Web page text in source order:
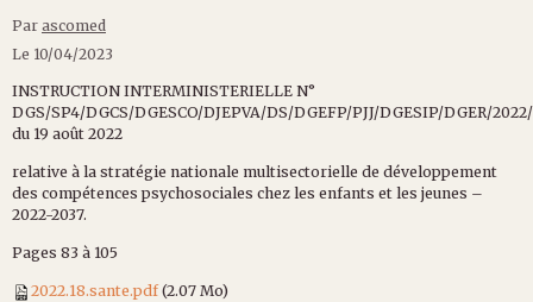
Par ascomed
Le 10/04/2023
INSTRUCTION INTERMINISTERIELLE N°
DGS/SP4/DGCS/DGESCO/DJEPVA/DS/DGEFP/PJJ/DGESIP/DGER/2022/
du 19 août 2022
relative à la stratégie nationale multisectorielle de développement
des compétences psychosociales chez les enfants et les jeunes –
2022-2037.
Pages 83 à 105
2022.18.sante.pdf(2.07 Mo)